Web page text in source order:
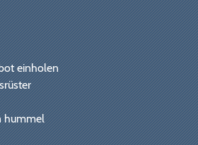
einholen
hummel